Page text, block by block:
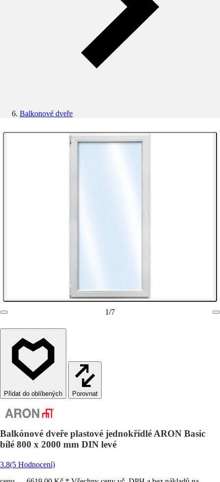
Balkonové dveře
1/7
Porovnat
Balkónové dveře plastové jednokřídlé ARON Basic
bílé 800 x 2000 mm DIN levé
3.8(5 Hodnocení)